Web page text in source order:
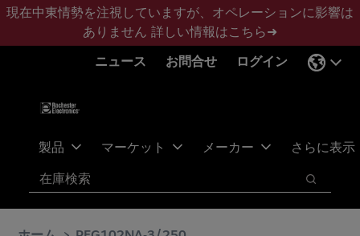
メ
ン
フ
タ
現在中東情勢を注視していますが、オペレーションに影響は
ありません 詳しい情報はこちら➜
ニュース
お問合せ ログイン
製品 マーケット メーカー さらに表示
検索
検索